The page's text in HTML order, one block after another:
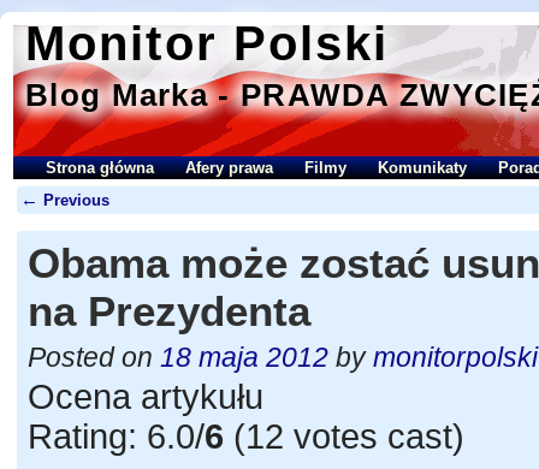
Monitor Polski
Blog Marka - PRAWDA
Strona główna Afery prawa Filmy Komunikaty
← Previous
Obama może zostać
na Prezydenta
Posted on 18 maja 2012 bymonitorpolski
Ocena artykułu
Rating: 6.0/6 (12 votes cast)